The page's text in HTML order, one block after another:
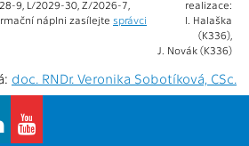
9, L/2029-30, Z/2026-7,
náplni zasílejte správci
realizace:
I. Halaška
(K336),
J. Novák (K336)
doc. RNDr. Veronika Sobotíková, CSc.